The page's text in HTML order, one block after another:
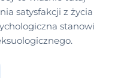
satysfakcji z życia
stanowi